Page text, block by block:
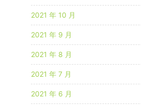
2021 年 10 月
2021 年 9 月
2021 年 8 月
2021 年 7 月
2021 年 6 月